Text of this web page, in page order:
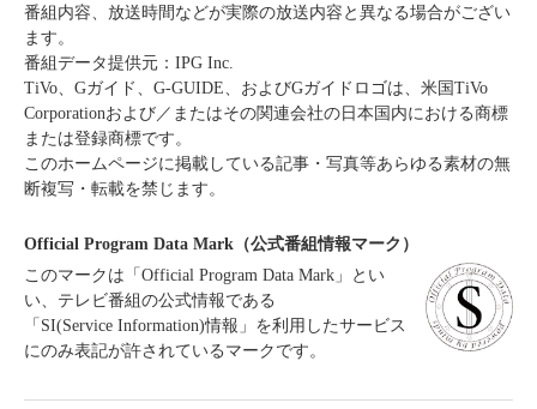
番組内容、放送時間などが実際の放送内容と異なる場合がござい
ます。
番組データ提供元：IPG Inc.
TiVo、Gガイド、G-GUIDE、およびGガイドロゴは、米国TiVo
Corporationおよび／またはその関連会社の日本国内における商標
または登録商標です。
このホームページに掲載している記事・写真等あらゆる素材の無
断複写・転載を禁じます。
Official Program Data Mark（公式番組情報マーク）
このマークは「Official Program Data Mark」とい
い、テレビ番組の公式情報である
「SI(Service Information)情報」を利用したサービス
にのみ表記が許されているマークです。